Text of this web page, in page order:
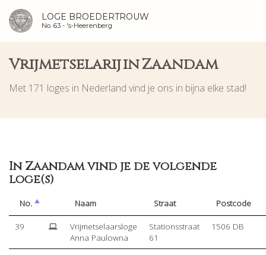
LOGE BROEDERTROUW
No. 63 - 's-Heerenberg
Vrijmetselarij in Zaandam
Met 171 loges in Nederland vind je ons in bijna elke stad!
In Zaandam vind je de volgende
loge(s)
No. Naam Straat Postcode
39
Vrijmetselaarsloge
Anna Paulowna
Stationsstraat
61
1506 DB